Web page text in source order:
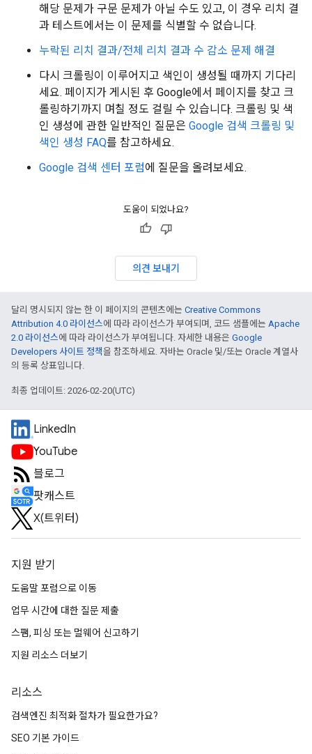
해당 문제가 구문 문제가 아닐 수도 있고, 이 경우 리치 결
과 테스트에서는 이 문제를 식별할 수 없습니다.
누락된 리치 결과/전체 리치 결과 수 감소 문제 해결
다시 크롤링이 이루어지고 색인이 생성될 때까지 기다리
세요. 페이지가 게시된 후 Google에서 페이지를 찾고 크
롤링하기까지 며칠 정도 걸릴 수 있습니다. 크롤링 및 색
인 생성에 관한 일반적인 질문은 Google 검색 크롤링 및
색인 생성 FAQ를 참고하세요.
Google 검색 센터 포럼에 질문을 올려보세요.
도움이 되었나요?
의견 보내기
달리 명시되지 않는 한 이 페이지의 콘텐츠에는 Creative Commons
Attribution 4.0 라이선스에 따라 라이선스가 부여되며, 코드 샘플에는 Apache
2.0 라이선스에 따라 라이선스가 부여됩니다. 자세한 내용은 Google
Developers 사이트 정책을 참조하세요. 자바는 Oracle 및/또는 Oracle 계열사
의 등록 상표입니다.
최종 업데이트: 2026-02-20(UTC)
LinkedIn
YouTube
블로그
팟캐스트
X(트위터)
지원 받기
도움말 포럼으로 이동
업무 시간에 대한 질문 제출
스팸, 피싱 또는 멀웨어 신고하기
지원 리소스 더보기
리소스
검색엔진 최적화 절차가 필요한가요?
SEO 기본 가이드